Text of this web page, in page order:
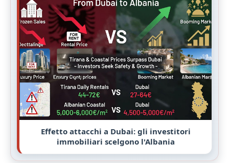
Effetto attacchi a Dubai: gli investitori
immobiliari scelgono l'Albania